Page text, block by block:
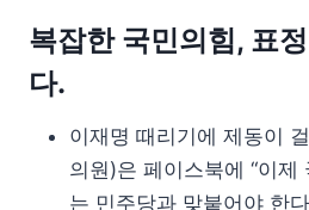
복잡한 국민의힘, 표
다.
이재명 때리기에 제동이
의원)은 페이스북에 “이제
는 민주당과 맞붙어야 한